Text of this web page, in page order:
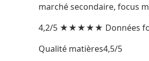
marché secondaire, focus
4,2/5 ★★★★★ Données
Qualité matières4,5/5